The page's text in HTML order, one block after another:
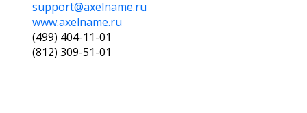
support@axelname.ru
www.axelname.ru
(499) 404-11-01
(812) 309-51-01